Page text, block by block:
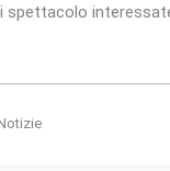
spettacolo